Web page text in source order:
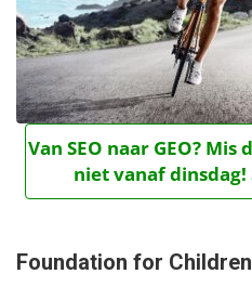
Van SEO naar GEO?
niet vanaf dinsdag!
Foundation for